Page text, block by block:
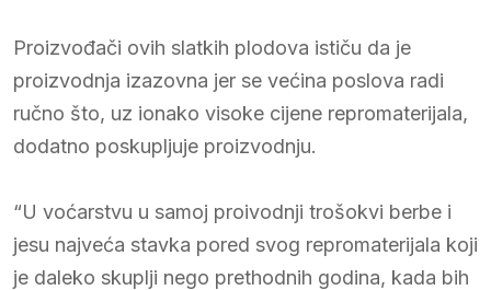
Proizvođači ovih slatkih plodova ističu da je
proizvodnja izazovna jer se većina poslova radi
ručno što, uz ionako visoke cijene repromaterijala,
dodatno poskupljuje proizvodnju.
“U voćarstvu u samoj proivodnji trošokvi berbe i
jesu najveća stavka pored svog repromaterijala koji
je daleko skuplji nego prethodnih godina, kada bih